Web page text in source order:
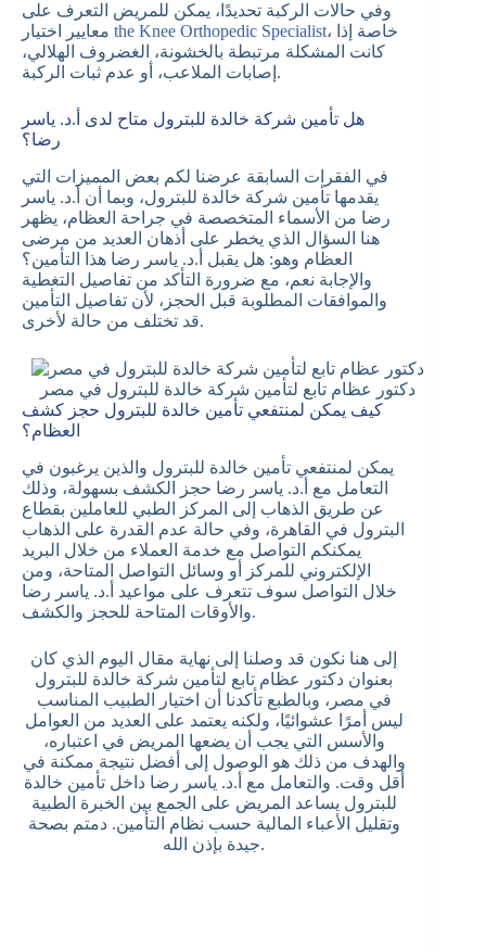
وفي حالات الركبة تحديدًا، يمكن للمريض التعرف على
the Knee Orthopedic Specialist، خاصة إذا
كانت المشكلة مرتبطة بالخشونة، الغضروف الهلالي،
إصابات الملاعب، أو عدم ثبات الركبة.
هل تأمين شركة خالدة للبترول متاح لدى أ.د. ياسر
رضا؟
في الفقرات السابقة عرضنا لكم بعض المميزات التي
يقدمها تأمين شركة خالدة للبترول، وبما أن أ.د. ياسر
رضا من الأسماء المتخصصة في جراحة العظام، يظهر
هنا السؤال الذي يخطر على أذهان العديد من مرضى
العظام وهو: هل يقبل أ.د. ياسر رضا هذا التأمين؟
والإجابة نعم، مع ضرورة التأكد من تفاصيل التغطية
والموافقات المطلوبة قبل الحجز، لأن تفاصيل التأمين
قد تختلف من حالة لأخرى.
دكتور عظام تابع لتأمين شركة خالدة للبترول في مصر
كيف يمكن لمنتفعي تأمين خالدة للبترول حجز كشف
العظام؟
يمكن لمنتفعي تأمين خالدة للبترول والذين يرغبون في
التعامل مع أ.د. ياسر رضا حجز الكشف بسهولة، وذلك
عن طريق الذهاب إلى المركز الطبي للعاملين بقطاع
البترول في القاهرة، وفي حالة عدم القدرة على الذهاب
يمكنكم التواصل مع خدمة العملاء من خلال البريد
الإلكتروني للمركز أو وسائل التواصل المتاحة، ومن
خلال التواصل سوف تتعرف على مواعيد أ.د. ياسر رضا
والأوقات المتاحة للحجز والكشف.
إلى هنا نكون قد وصلنا إلى نهاية مقال اليوم الذي كان
بعنوان دكتور عظام تابع لتأمين شركة خالدة للبترول
في مصر، وبالطبع تأكدنا أن اختيار الطبيب المناسب
ليس أمرًا عشوائيًا، ولكنه يعتمد على العديد من العوامل
والأسس التي يجب أن يضعها المريض في اعتباره،
والهدف من ذلك هو الوصول إلى أفضل نتيجة ممكنة في
أقل وقت. والتعامل مع أ.د. ياسر رضا داخل تأمين خالدة
للبترول يساعد المريض على الجمع بين الخبرة الطبية
وتقليل الأعباء المالية حسب نظام التأمين. دمتم بصحة
جيدة بإذن الله.